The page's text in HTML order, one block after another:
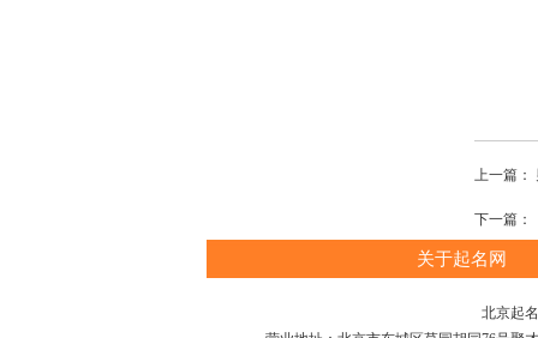
上一篇：
下一篇：
关于起名网
北京起